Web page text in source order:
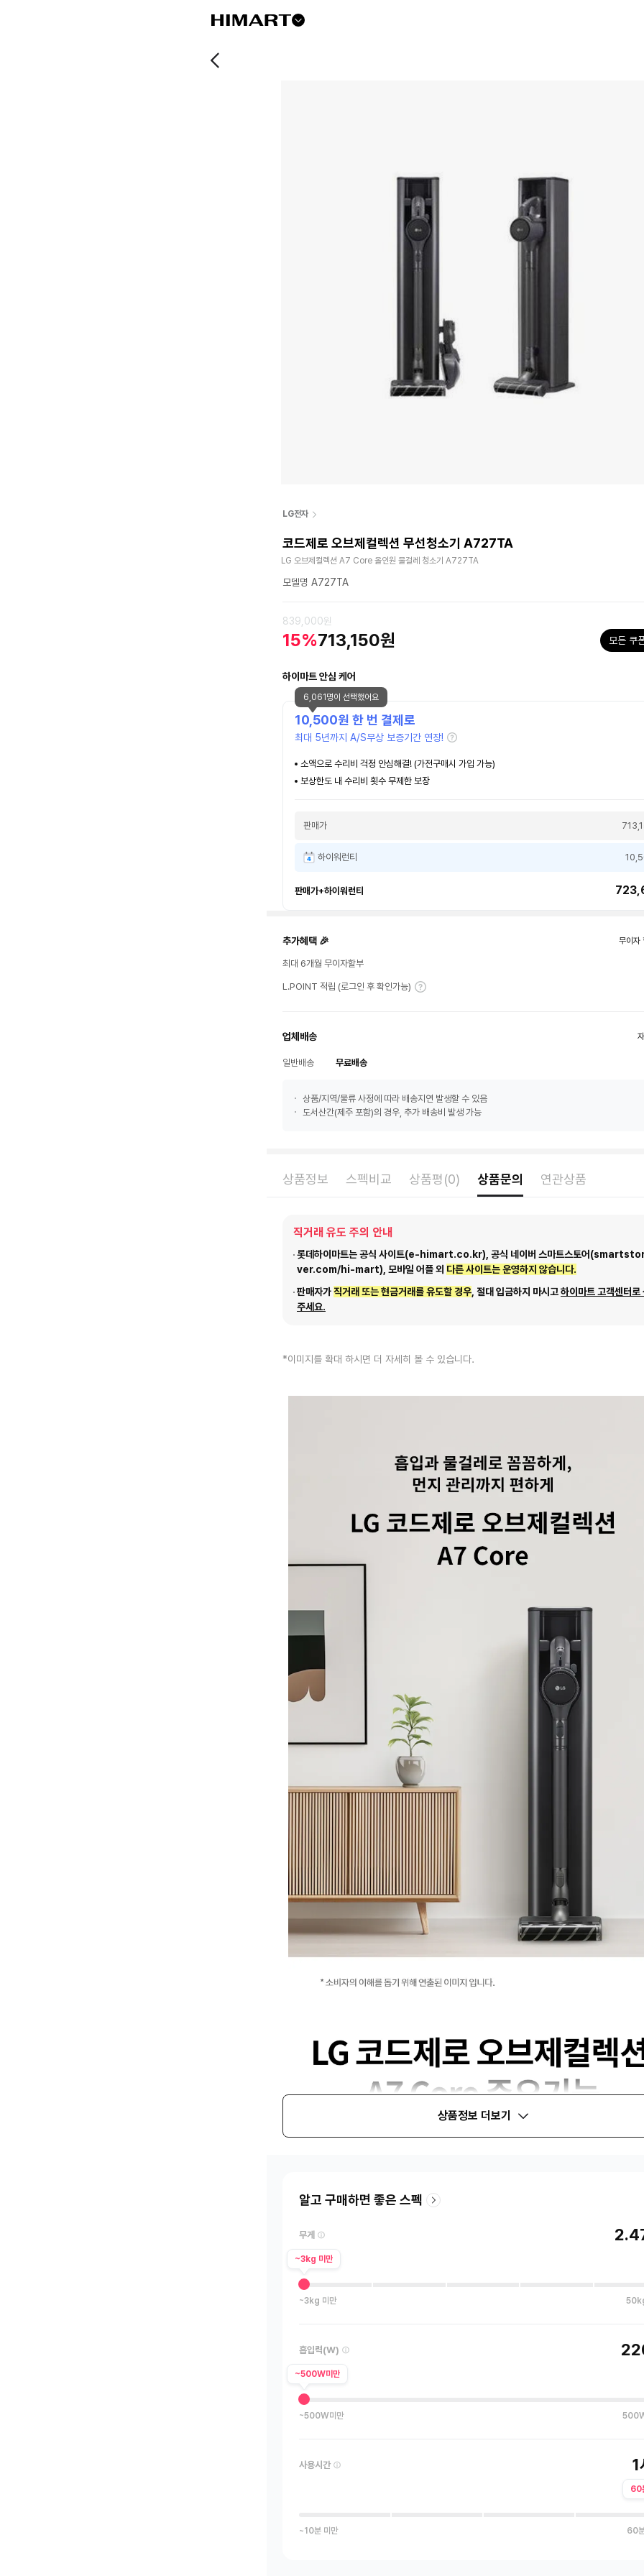
LG전자
코드제로 오브제컬렉션 무선청소기 A727TA
LG 오브제컬렉션 A7 Core 올인원 물걸레 청소기 A727TA
모델명 A727TA
839,000원
15%713,150원 모든 쿠
하이마트 안심 케어
10,500원 한 번 결제로
최대 5년까지 A/S무상 보증기간 연장!
소액으로 수리비 걱정 안심해결! (가전구매시 가입 가능)
보상한도 내 수리비 횟수 무제한 보장
판매가
하이워런티
판매가+하이워런티
6,061명이 선택했어요
추가혜택 🎉 무이자
최대 6개월 무이자할부
L.POINT 적립 (로그인 후 확인가능)
업체배송
일반배송 무료배송
상품/지역/물류 사정에 따라 배송지연 발생할 수 있음
도서산간(제주 포함)의 경우, 추가 배송비 발생 가능
상품정보 스펙비교 상품평(0) 상품문의 연관상품
직거래 유도 주의 안내
롯데하이마트는 공식 사이트(e-himart.co.kr), 공식 네이버 스마트스토어
ver.com/hi-mart), 모바일 어플 외 다른 사이트는 운영하지 않습니다.
판매자가직거래 또는 현금거래를 유도할 경우 , 절대 입금하지 마시고하이마트 고객센터로
주세요.
*이미지를 확대 하시면 더 자세히 볼 수 있습니다.
상품정보 더보기
알고 구매하면 좋은 스펙
무게
~3kg 미만
~3kg 미만
흡입력(W)
~500W미만
~500W미만
사용시간 1
60
~10분 미만 60